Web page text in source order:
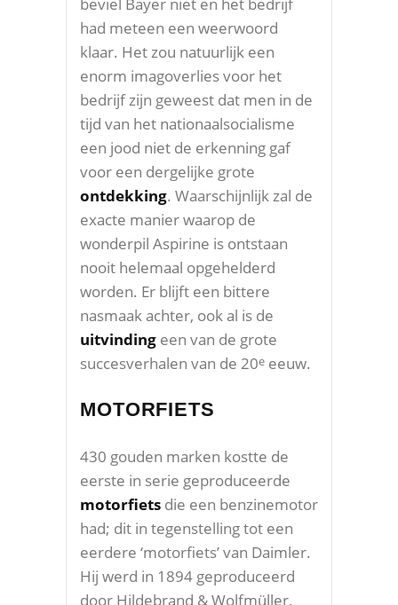
had meteen een weerwoord
klaar. Het zou natuurlijk een
enorm imagoverlies voor het
bedrijf zijn geweest dat men in de
tijd van het nationaalsocialisme
een jood niet de erkenning gaf
voor een dergelijke grote
ontdekking. Waarschijnlijk zal de
exacte manier waarop de
wonderpil Aspirine is ontstaan
nooit helemaal opgehelderd
worden. Er blijft een bittere
nasmaak achter, ook al is de
uitvinding een van de grote
succesverhalen van de 20e eeuw.
MOTORFIETS
430 gouden marken kostte de
eerste in serie geproduceerde
motorfiets die een benzinemotor
had; dit in tegenstelling tot een
eerdere ‘motorfiets’ van Daimler.
Hij werd in 1894 geproduceerd
door Hildebrand & Wolfmüller.